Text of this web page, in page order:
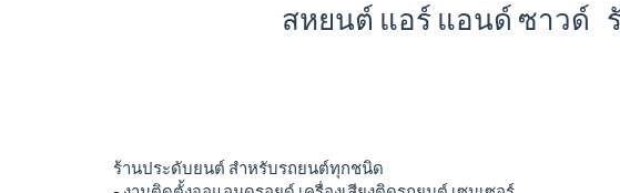
สหยนต์ แอร์ แอนด์ ซาวด์
ร้านประดับยนต์ สำหรับรถยนต์ทุกชนิด